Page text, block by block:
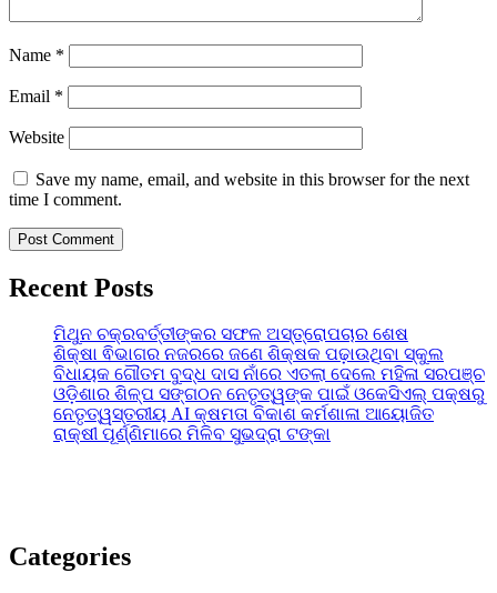
Name *
Email *
Website
Save my name, email, and website in this browser for the next
time I comment.
Recent Posts
ମିଥୁନ ଚକ୍ରବର୍ତ୍ତୀଙ୍କର ସଫଳ ଅସ୍ତ୍ରୋପଚାର ଶେଷ
ଶିକ୍ଷା ଵିଭାଗର ନଜରରେ ଜଣେ ଶିକ୍ଷକ ପଢ଼ାଉଥିବା ସ୍କୁଲ
ବିଧାୟକ ଗୌତମ ବୁଦ୍ଧ ଦାସ ନାଁରେ ଏତଲା ଦେଲେ ମହିଳା ସରପଞ୍ଚ
ଓଡ଼ିଶାର ଶିଳ୍ପ ସଙ୍ଗଠନ ନେତୃତ୍ୱଙ୍କ ପାଇଁ ଓକେସିଏଲ୍ ପକ୍ଷରୁ
ନେତୃତ୍ୱସ୍ତରୀୟ AI କ୍ଷମତା ବିକାଶ କର୍ମଶାଳା ଆୟୋଜିତ
ରାକ୍ଷୀ ପୂର୍ଣ୍ଣିମାରେ ମିଳିବ ସୁଭଦ୍ରା ଟଙ୍କା
Categories